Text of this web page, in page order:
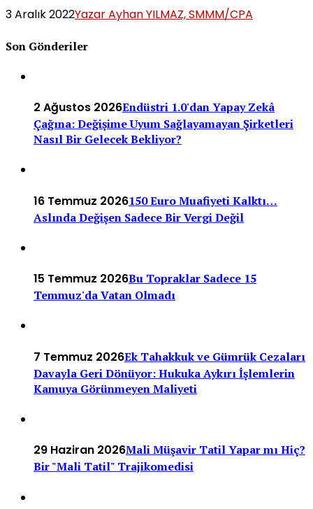
3 Aralık 2022Yazar Ayhan YILMAZ, SMMM/CPA
Son Gönderiler
2 Ağustos 2026Endüstri 1.0'dan Yapay Zekâ
Çağına: Değişime Uyum Sağlayamayan Şirketleri
Nasıl Bir Gelecek Bekliyor?
16 Temmuz 2026150 Euro Muafiyeti Kalktı…
Aslında Değişen Sadece Bir Vergi Değil
15 Temmuz 2026Bu Topraklar Sadece 15
Temmuz'da Vatan Olmadı
7 Temmuz 2026Ek Tahakkuk ve Gümrük Cezaları
Davayla Geri Dönüyor: Hukuka Aykırı İşlemlerin
Kamuya Görünmeyen Maliyeti
29 Haziran 2026Mali Müşavir Tatil Yapar mı Hiç?
Bir "Mali Tatil" Trajikomedisi